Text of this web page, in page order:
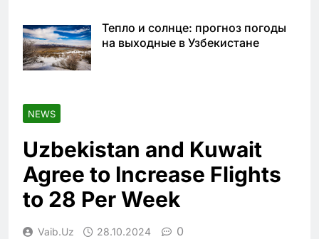
Тепло и солнце: прогноз погоды
на выходные в Узбекистане
NEWS
Uzbekistan and Kuwait
Agree to Increase Flights
to 28 Per Week
Vaib.uz 28.10.2024 0